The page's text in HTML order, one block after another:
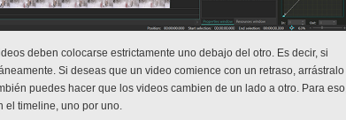
deben colocarse estrictamente uno debajo del otro. Es decir, si
Si deseas que un video comience con un retraso, arrástralo
puedes hacer que los videos cambien de un lado a otro. Para eso,
el timeline, uno por uno.